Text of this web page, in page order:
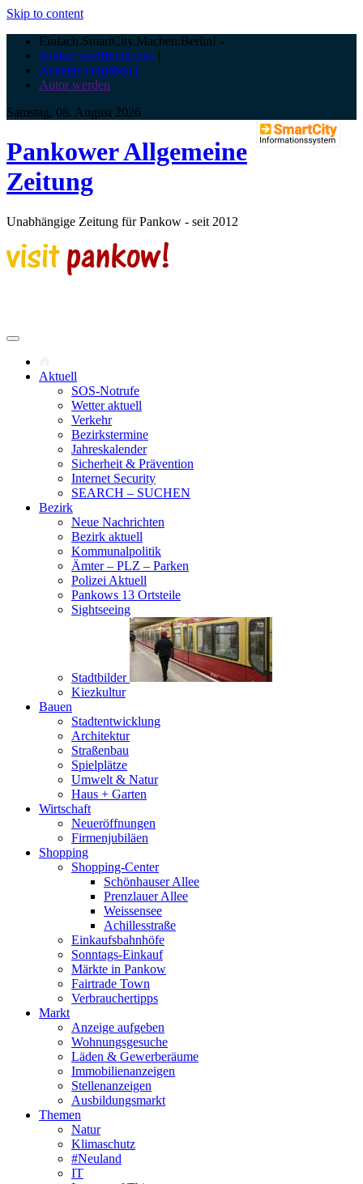
Skip to content
Einfach.SmartCity.Machen:Berlin! -
Artikel veröffentlichen |
Anzeige aufgeben |
Autor werden
Samstag, 08. August 2026
Pankower Allgemeine
Zeitung
Unabhängige Zeitung für Pankow - seit 2012
Aktuell
SOS-Notrufe
Wetter aktuell
Verkehr
Bezirkstermine
Jahreskalender
Sicherheit & Prävention
Internet Security
SEARCH – SUCHEN
Bezirk
Neue Nachrichten
Bezirk aktuell
Kommunalpolitik
Ämter – PLZ – Parken
Polizei Aktuell
Pankows 13 Ortsteile
Sightseeing
Stadtbilder
Kiezkultur
Bauen
Stadtentwicklung
Architektur
Straßenbau
Spielplätze
Umwelt & Natur
Haus + Garten
Wirtschaft
Neueröffnungen
Firmenjubiläen
Shopping
Shopping-Center
Schönhauser Allee
Prenzlauer Allee
Weissensee
Achillesstraße
Einkaufsbahnhöfe
Sonntags-Einkauf
Märkte in Pankow
Fairtrade Town
Verbrauchertipps
Markt
Anzeige aufgeben
Wohnungsgesuche
Läden & Gewerberäume
Immobilienanzeigen
Stellenanzeigen
Ausbildungsmarkt
Themen
Natur
Klimaschutz
#Neuland
IT